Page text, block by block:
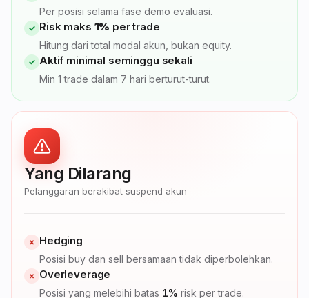
Per posisi selama fase demo evaluasi.
✓ Risk maks 1% per trade
Hitung dari total modal akun, bukan equity.
✓ Aktif minimal seminggu sekali
Min 1 trade dalam 7 hari berturut-turut.
Yang Dilarang
Pelanggaran berakibat suspend akun
× Hedging
Posisi buy dan sell bersamaan tidak diperbolehkan.
× Overleverage
Posisi yang melebihi batas 1% risk per trade.